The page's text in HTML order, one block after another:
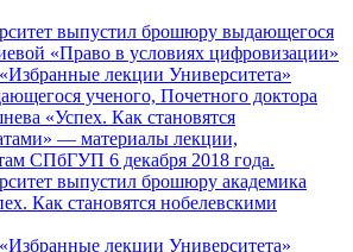
выпустил брошюру выдающегося
«Право в условиях цифровизации»
выпустил брошюру академика
Как становятся нобелевскими